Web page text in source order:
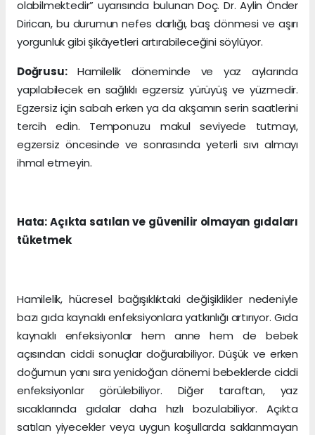
olabilmektedir” uyarısında bulunan Doç. Dr. Aylin Önder
Dirican, bu durumun nefes darlığı, baş dönmesi ve aşırı
yorgunluk gibi şikâyetleri artırabileceğini söylüyor.
Doğrusu:Hamilelik döneminde ve yaz aylarında
yapılabilecek en sağlıklı egzersiz yürüyüş ve yüzmedir.
Egzersiz için sabah erken ya da akşamın serin saatlerini
tercih edin. Temponuzu makul seviyede tutmayı,
egzersiz öncesinde ve sonrasında yeterli sıvı almayı
ihmal etmeyin.
Hata: Açıkta satılan ve güvenilir olmayan gıdaları
tüketmek
Hamilelik, hücresel bağışıklıktaki değişiklikler nedeniyle
bazı gıda kaynaklı enfeksiyonlara yatkınlığı artırıyor. Gıda
kaynaklı enfeksiyonlar hem anne hem de bebek
açısından ciddi sonuçlar doğurabiliyor. Düşük ve erken
doğumun yanı sıra yenidoğan dönemi bebeklerde ciddi
enfeksiyonlar görülebiliyor. Diğer taraftan, yaz
sıcaklarında gıdalar daha hızlı bozulabiliyor. Açıkta
satılan yiyecekler veya uygun koşullarda saklanmayan